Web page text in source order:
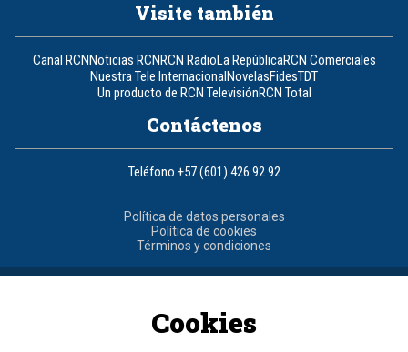
Visite también
Canal RCNNoticias RCNRCN RadioLa RepúblicaRCN Comerciales
Nuestra Tele InternacionalNovelasFidesTDT
Un producto de RCN TelevisiónRCN Total
Contáctenos
Teléfono +57 (601) 426 92 92
Política de datos personales
Política de cookies
Términos y condiciones
Organización Ardila Lülle - www.oal.com.co
Cookies